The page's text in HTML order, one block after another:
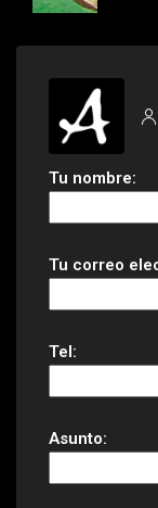
Tu nombre:
Tu correo
Tel:
Asunto: